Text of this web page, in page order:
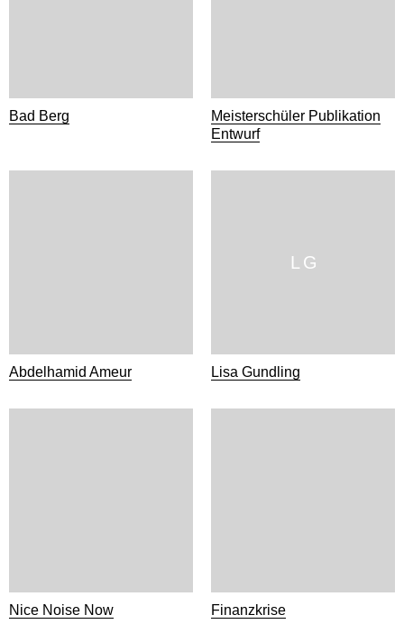
Bad Berg
Meisterschüler Publikation
Entwurf
Abdelhamid Ameur
L G
Lisa Gundling
Nice Noise Now Finanzkrise